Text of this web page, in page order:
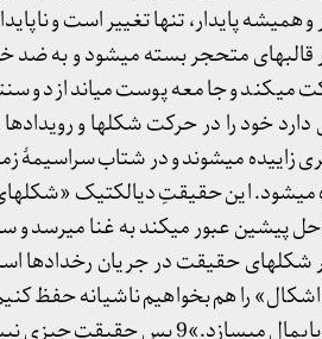
قالب­های متحجر بسته می­شود و به
دارد خود را در حرکت شکل­ها و
این حقیقتِ دیالکتیک «شکل­های
پیشین عبور می­کند به غنا می­رسد
و تغییر شکل­های حقیقت در جریان
گیرد و با محتوای آن که خود حقیقت است